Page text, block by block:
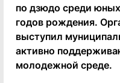
по дзюдо среди
годов рождения.
выступил
активно
молодежной среде.